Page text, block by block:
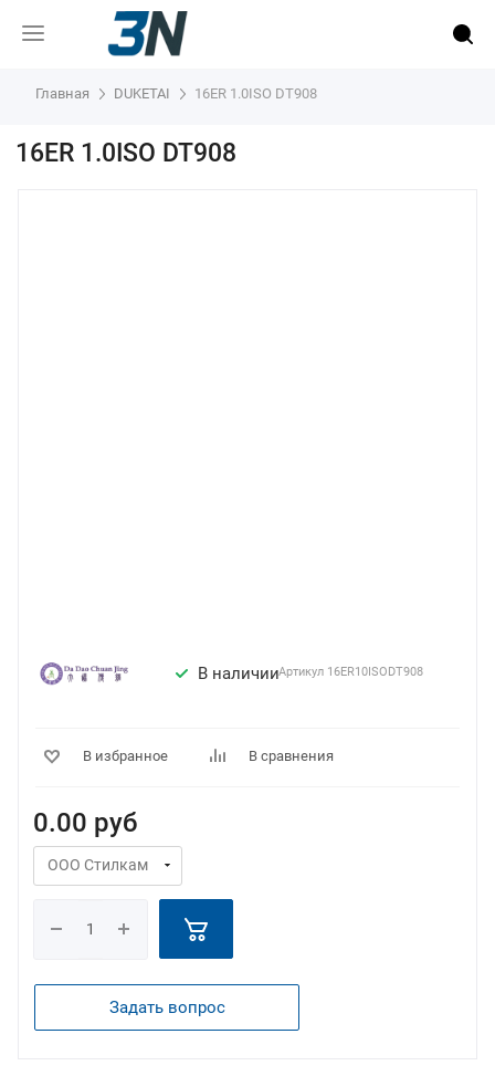
Главная DUKETAI 16ER 1.0ISO DT908
16ER 1.0ISO DT908
В наличииАртикул 16ER10ISODT908
В избранное В сравнения
0.00 руб
Задать вопрос